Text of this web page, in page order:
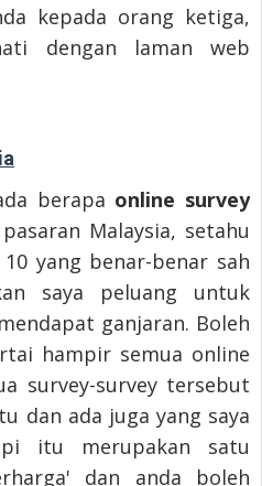
kepada orang ketiga,
dengan laman web
berapa online survey
Malaysia, setahu
yang benar-benar sah
saya peluang untuk
ganjaran. Boleh
hampir semua online
survey-survey tersebut
dan ada juga yang saya
itu merupakan satu
dan anda boleh